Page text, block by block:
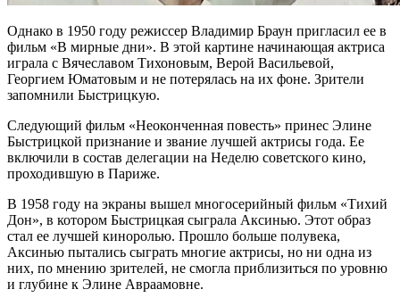
Однако в 1950 году режиссер Владимир Браун пригласил ее в
фильм «В мирные дни». В этой картине начинающая актриса
играла с Вячеславом Тихоновым, Верой Васильевой,
Георгием Юматовым и не потерялась на их фоне. Зрители
запомнили Быстрицкую.
Следующий фильм «Неоконченная повесть» принес Элине
Быстрицкой признание и звание лучшей актрисы года. Ее
включили в состав делегации на Неделю советского кино,
проходившую в Париже.
В 1958 году на экраны вышел многосерийный фильм «Тихий
Дон», в котором Быстрицкая сыграла Аксинью. Этот образ
стал ее лучшей киноролью. Прошло больше полувека,
Аксинью пытались сыграть многие актрисы, но ни одна из
них, по мнению зрителей, не смогла приблизиться по уровню
и глубине к Элине Авраамовне.